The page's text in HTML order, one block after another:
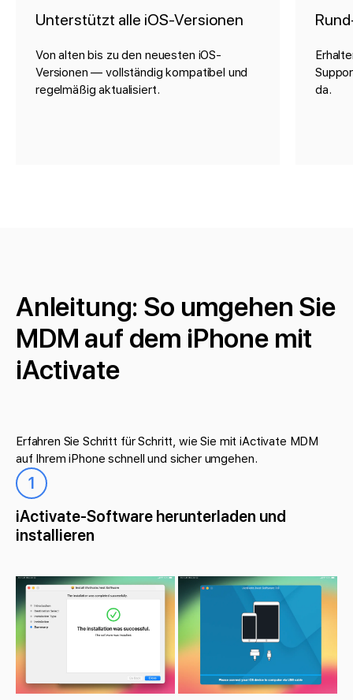
Unterstützt alle iOS-Versionen
Von alten bis zu den neuesten iOS-
Versionen — vollständig kompatibel und
regelmäßig aktualisiert.
da.
Anleitung: So umgehen Sie
MDM auf dem iPhone mit
iActivate
Erfahren Sie Schritt für Schritt, wie Sie mit iActivate MDM
auf Ihrem iPhone schnell und sicher umgehen.
1
iActivate-Software herunterladen und
installieren